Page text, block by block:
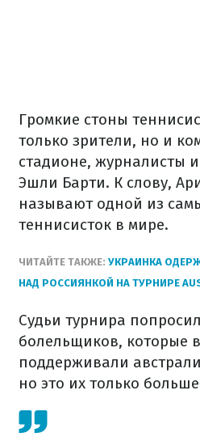
Громкие стоны
только зрители, но и
стадионе, журналисты
Эшли Барти. К слову,
называют одной из
теннисисток в мире.
ЧИТАЙТЕ ТАКЖЕ: УКРАИНКА
НАД РОССИЯНКОЙ НА ТУРНИРЕ
Судьи турнира
болельщиков, которые
поддерживали
но это их только